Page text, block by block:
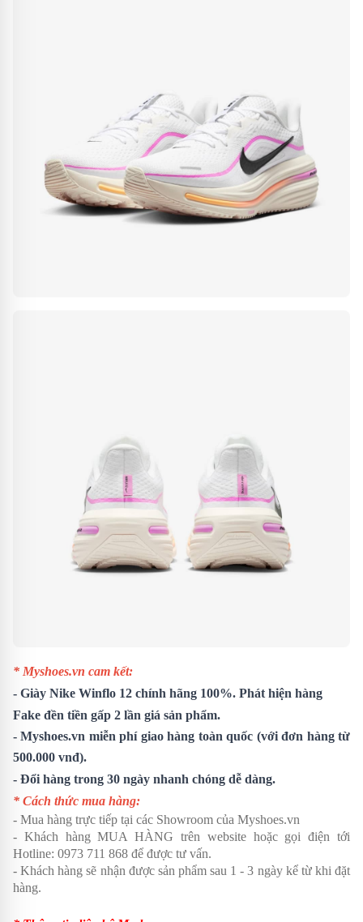
* Myshoes.vn cam kết:
- Giày Nike Winflo 12 chính hãng 100%. Phát hiện hàng
Fake đền tiền gấp 2 lần giá sản phẩm.
- Myshoes.vn miễn phí giao hàng toàn quốc (với đơn hàng từ
500.000 vnđ).
- Đổi hàng trong 30 ngày nhanh chóng dễ dàng.
* Cách thức mua hàng:
- Mua hàng trực tiếp tại các Showroom của Myshoes.vn
- Khách hàng MUA HÀNG trên website hoặc gọi điện tới
Hotline: 0973 711 868 để được tư vấn.
- Khách hàng sẽ nhận được sản phẩm sau 1 - 3 ngày kể từ khi đặt
hàng.